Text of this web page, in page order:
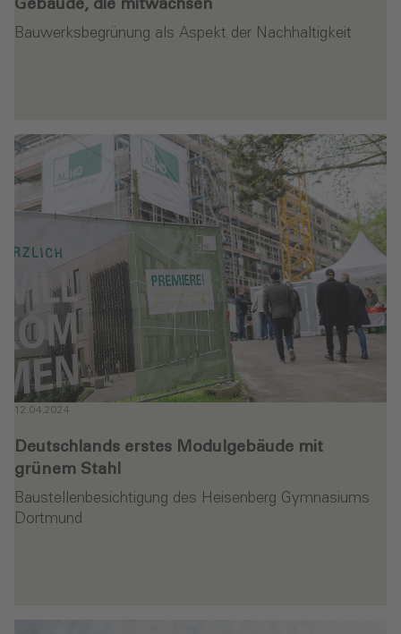
Gebäude, die mitwachsen
Bauwerksbegrünung als Aspekt der Nachhaltigkeit
12.04.2024
Deutschlands erstes Modulgebäude mit
grünem Stahl
Baustellenbesichtigung des Heisenberg Gymnasiums
Dortmund